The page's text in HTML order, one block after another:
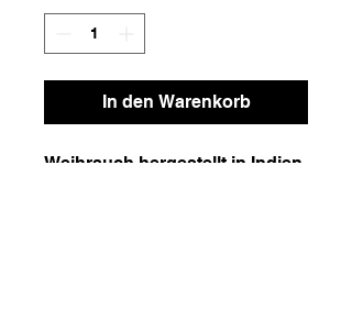
In den Warenkorb
Weihrauch hergestellt in Indien